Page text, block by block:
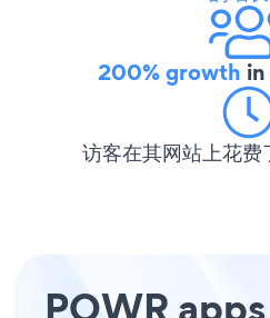
200% growth
访客在其网站上花费